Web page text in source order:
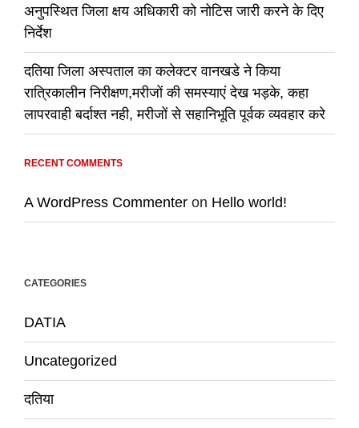
अनुपस्थित जिला क्षय अधिकारी को नोटिस जारी करने के दिए
निर्देश
दतिया जिला अस्पताल का कलेक्टर वानखडे ने किया
रात्रिकालीन निरीक्षण,मरीजों की समस्याएं देख भड़के, कहा
लापरवाही बर्दाश्त नही, मरीजों से सहानिभूति पूर्वक व्यवहार करे
RECENT COMMENTS
A WordPress Commenter on Hello world!
CATEGORIES
DATIA
Uncategorized
दतिया